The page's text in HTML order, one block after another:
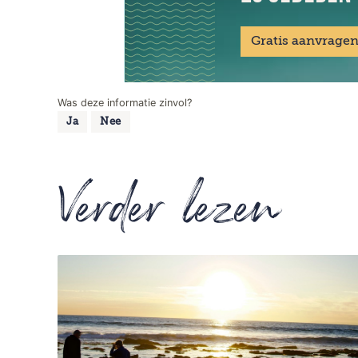
Gratis aanvragen
Was deze informatie zinvol?
Ja Nee
Verder lezen